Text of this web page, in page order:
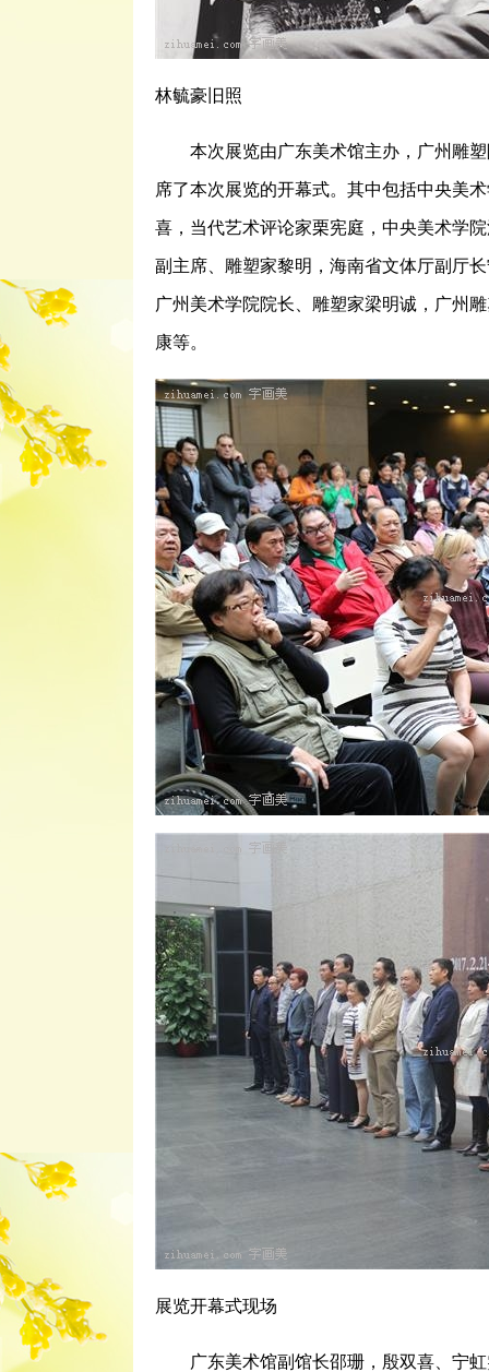
林毓豪旧照
本次展览由广东美术馆主办，广州雕塑
席了本次展览的开幕式。其中包括中央美
喜，当代艺术评论家栗宪庭，中央美术学
副主席、雕塑家黎明，海南省文体厅副厅
广州美术学院院长、雕塑家梁明诚，广州
康等。
展览开幕式现场
广东美术馆副馆长邵珊，殷双喜、宁虹